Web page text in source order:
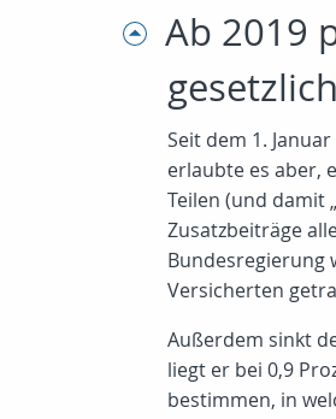
Ab 2019
Seit dem 1.
erlaubte es aber,
Teilen (und damit
Zusatzbeiträge
Bundesregierung
Versicherten
Außerdem sinkt
liegt er bei 0,9
bestimmen, in